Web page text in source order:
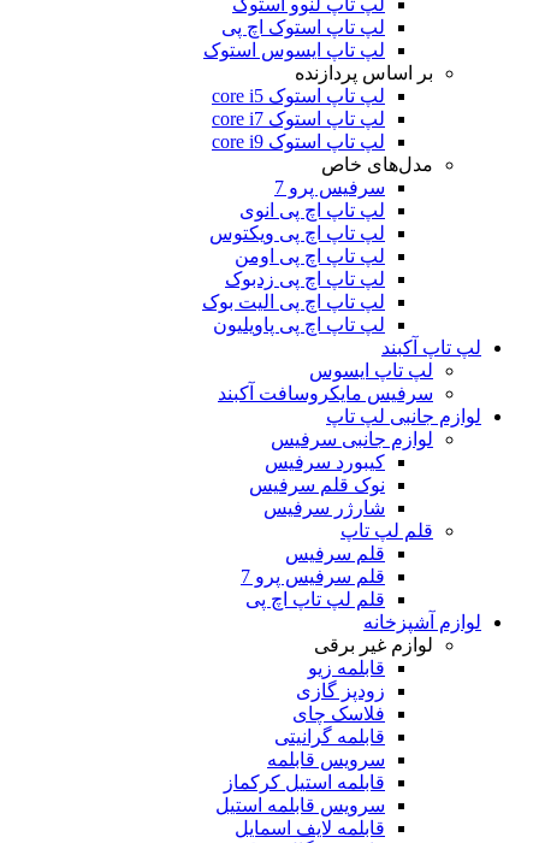
لپ تاپ لنوو استوک
لپ تاپ استوک اچ پی
لپ تاپ ایسوس استوک
بر اساس پردازنده
لپ تاپ استوک core i5
لپ تاپ استوک core i7
لپ تاپ استوک core i9
مدل‌های خاص
سرفیس پرو 7
لپ تاپ اچ پی انوی
لپ تاپ اچ پی ویکتوس
لپ تاپ اچ پی اومن
لپ تاپ اچ پی زدبوک
لپ تاپ اچ پی الیت بوک
لپ تاپ اچ پی پاویلیون
لپ تاپ آکبند
لپ تاپ ایسوس
سرفیس مایکروسافت آکبند
لوازم جانبی لپ تاپ
لوازم جانبی سرفیس
کیبورد سرفیس
نوک قلم سرفیس
شارژر سرفیس
قلم لپ تاپ
قلم سرفیس
قلم سرفیس پرو 7
قلم لپ تاپ اچ پی
لوازم آشپزخانه
لوازم غیر برقی
قابلمه زیو
زودپز گازی
فلاسک چای
قابلمه گرانیتی
سرویس قابلمه
قابلمه استیل کرکماز
سرویس قابلمه استیل
قابلمه لایف اسمایل